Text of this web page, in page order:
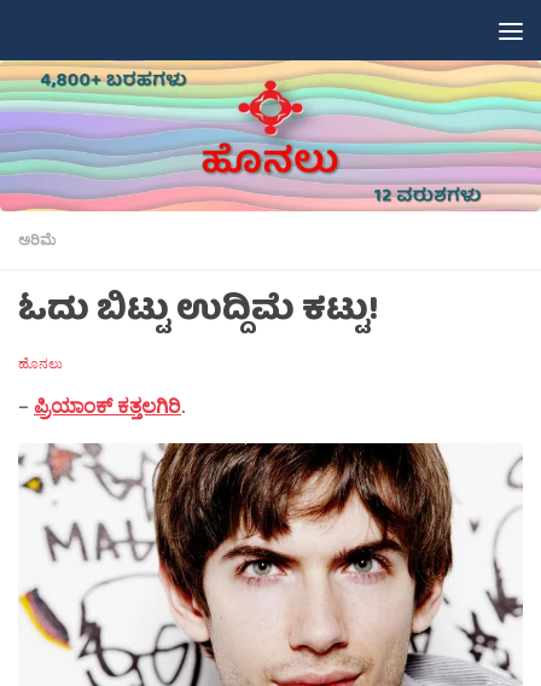
ಅರಿಮೆ
ಓದು ಬಿಟ್ಟು ಉದ್ದಿಮೆ ಕಟ್ಟು!
ಹೊನಲು
– ಪ್ರಿಯಾಂಕ್ ಕತ್ತಲಗಿರಿ.